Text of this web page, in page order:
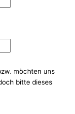
möchten uns
bitte dieses